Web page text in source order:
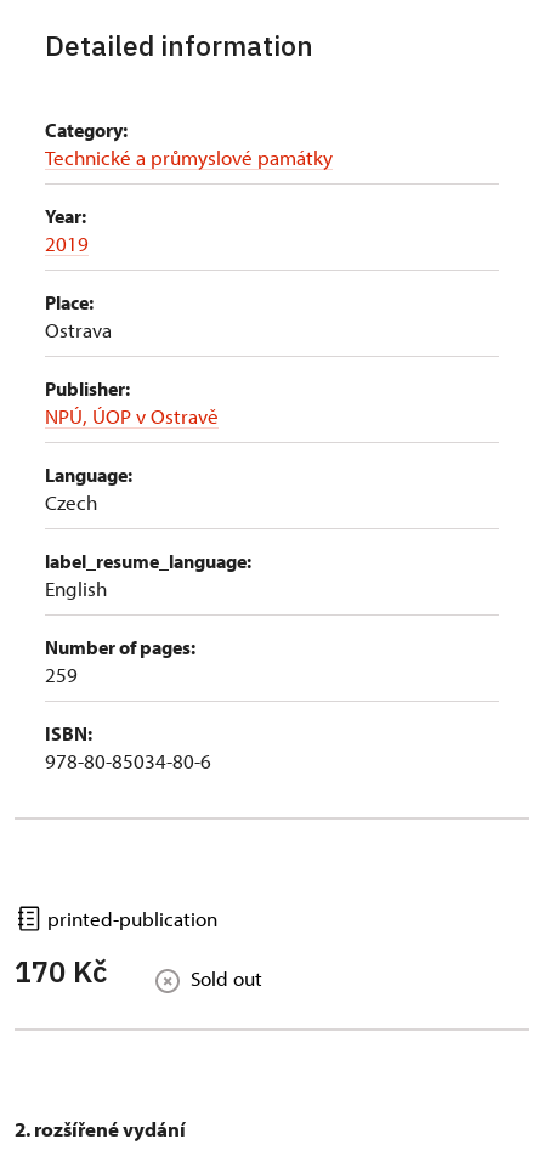
Detailed information
Category:
Technické a průmyslové památky
Year:
2019
Place:
Ostrava
Publisher:
NPÚ, ÚOP v Ostravě
Language:
Czech
label_resume_language:
English
Number of pages:
259
ISBN:
978-80-85034-80-6
printed-publication
170 Kč Sold out
2. rozšířené vydání